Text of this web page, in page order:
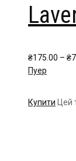
₴175.00 – ₴
Пуер
Купити Цей